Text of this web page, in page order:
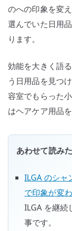
のへの印象を変
選んでいた日用
ります。
効能を大きく語
う日用品を見つ
容室でもらった
はヘアケア用品
あわせて読み
ILGA のシャ
で印象が変
ILGA を継続
事です。